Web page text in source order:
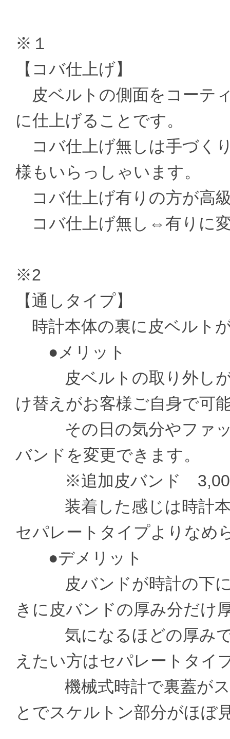
※１
【コバ仕上げ】
皮ベルトの側面をコーテ
に仕上げることです。
コバ仕上げ無しは手づく
様もいらっしゃいます。
コバ仕上げ有りの方が高
コバ仕上げ無し⇔有りに
※2
【通しタイプ】
時計本体の裏に皮ベルト
●メリット
皮ベルトの取り外しが
け替えがお客様ご自身で可
その日の気分やファッ
バンドを変更できます。
※追加皮バンド 3,000
装着した感じは時計本
セパレートタイプよりなめ
●デメリット
皮バンドが時計の下に
きに皮バンドの厚み分だけ
気になるほどの厚みで
えたい方はセパレートタイ
機械式時計で裏蓋がス
とでスケルトン部分がほぼ